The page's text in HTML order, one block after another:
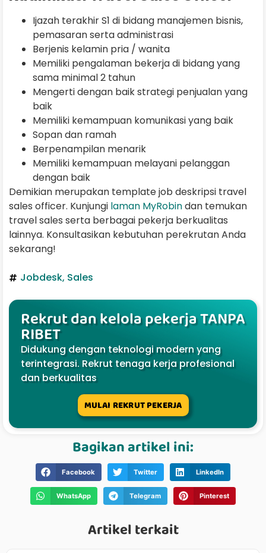
Ijazah terakhir S1 di bidang manajemen bisnis,
pemasaran serta administrasi
Berjenis kelamin pria / wanita
Memiliki pengalaman bekerja di bidang yang
sama minimal 2 tahun
Mengerti dengan baik strategi penjualan yang
baik
Memiliki kemampuan komunikasi yang baik
Sopan dan ramah
Berpenampilan menarik
Memiliki kemampuan melayani pelanggan
dengan baik
Demikian merupakan template job deskripsi travel
sales officer. Kunjungi laman MyRobindan temukan
travel sales serta berbagai pekerja berkualitas
lainnya. Konsultasikan kebutuhan perekrutan Anda
sekarang!
Jobdesk, Sales
Rekrut dan kelola pekerja TANPA
RIBET
Didukung dengan teknologi modern yang
terintegrasi. Rekrut tenaga kerja profesional
dan berkualitas
MULAI REKRUT PEKERJA
Bagikan artikel ini:
Facebook Twitter LinkedIn
WhatsApp Telegram Pinterest
Artikel terkait